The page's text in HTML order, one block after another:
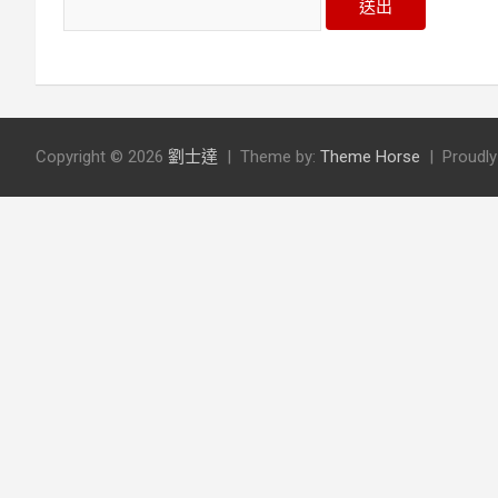
Copyright © 2026 劉士達 Theme by: Theme Horse